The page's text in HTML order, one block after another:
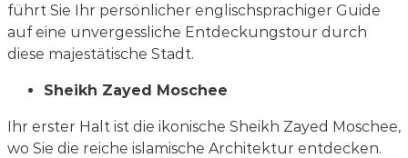
führt Sie Ihr persönlicher englischsprachiger Guide
auf eine unvergessliche Entdeckungstour durch
diese majestätische Stadt.
Sheikh Zayed Moschee
Ihr erster Halt ist die ikonische Sheikh Zayed Moschee,
wo Sie die reiche islamische Architektur entdecken.